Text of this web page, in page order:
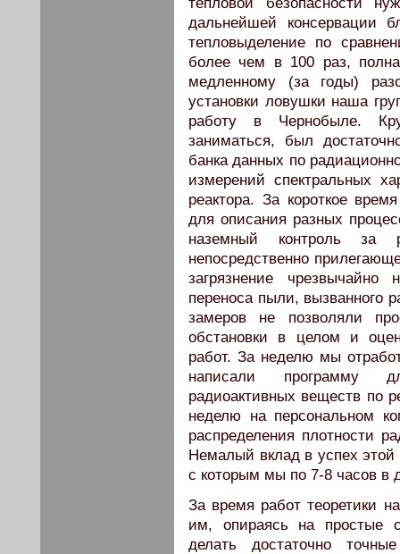
дальнейшей консервации
тепловыделение по
более чем в 100 раз,
медленному (за годы)
установки ловушки наша
работу в Чернобыле.
заниматься, был
банка данных по
измерений спектральных
реактора. За короткое
для описания разных
наземный контроль за
непосредственно
загрязнение
переноса пыли, вызванного
замеров не позволяли
обстановки в целом и
работ. За неделю мы
написали программу
радиоактивных веществ по
неделю на персональном
распределения плотности
Немалый вклад в успех этой
с которым мы по 7-8 часов в
За время работ теоретики
им, опираясь на простые
делать достаточно